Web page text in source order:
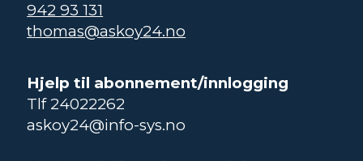
942 93 131
thomas@askoy24.no
Hjelp til abonnement/innlogging
Tlf 24022262
askoy24@info-sys.no